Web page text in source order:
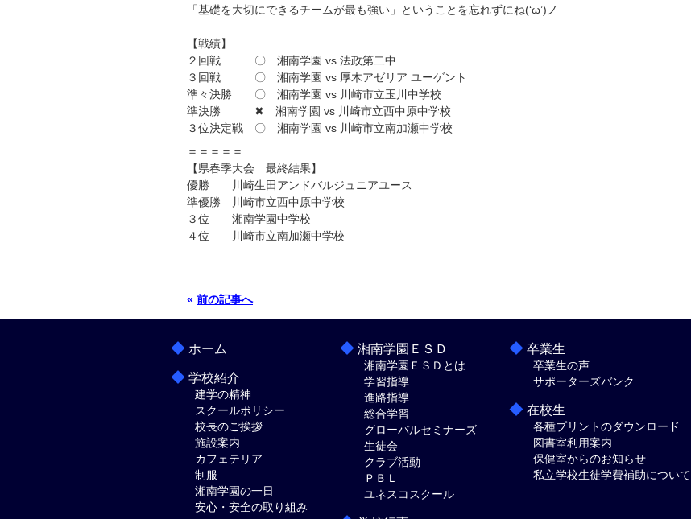
「基礎を大切にできるチームが最も強い」ということを忘れずにね(‘ω’)ノ
【戦績】
２回戦 〇 湘南学園 vs 法政第二中
３回戦 〇 湘南学園 vs 厚木アゼリア ユーゲント
準々決勝 〇 湘南学園 vs 川崎市立玉川中学校
準決勝 ✖ 湘南学園 vs 川崎市立西中原中学校
３位決定戦 〇 湘南学園 vs 川崎市立南加瀬中学校
＝＝＝＝＝
【県春季大会 最終結果】
優勝 川崎生田アンドバルジュニアユース
準優勝 川崎市立西中原中学校
３位 湘南学園中学校
４位 川崎市立南加瀬中学校
« 前の記事へ
◆ ホーム
◆ 学校紹介
建学の精神
スクールポリシー
校長のご挨拶
施設案内
カフェテリア
制服
湘南学園の一日
安心・安全の取り組み
◆ 湘南学園ＥＳＤ
湘南学園ＥＳＤとは
学習指導
進路指導
総合学習
グローバルセミナーズ
生徒会
クラブ活動
ＰＢＬ
ユネスコスクール
◆ 卒業生
卒業生の声
サポーターズバンク
◆ 在校生
各種プリントのダウンロード
図書室利用案内
保健室からのお知らせ
私立学校生徒学費補助について